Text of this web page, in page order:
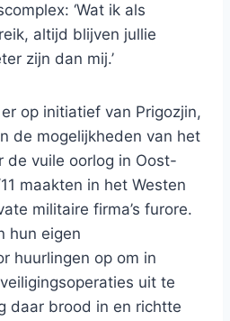
‘Wat ik als
altijd blijven jullie
zijn dan mij.’
op initiatief van Prigozjin,
de mogelijkheden van het
de vuile oorlog in Oost-
maakten in het Westen
militaire firma’s furore.
hun eigen
huurlingen op om in
uit te
daar brood in en richtte